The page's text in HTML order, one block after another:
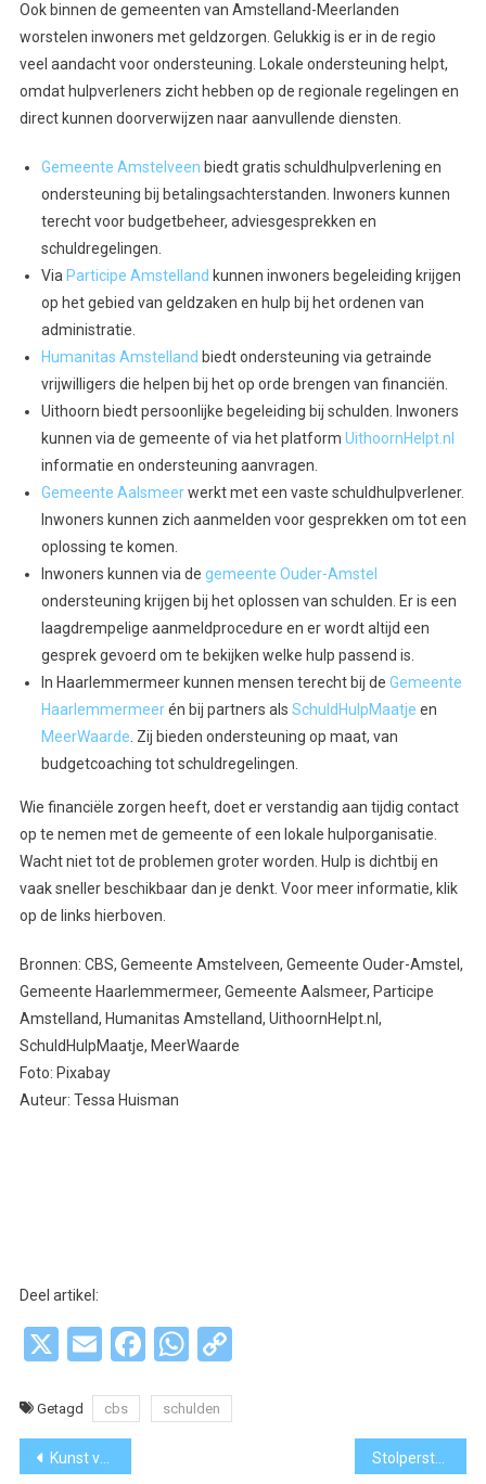
Ook binnen de gemeenten van Amstelland-Meerlanden
worstelen inwoners met geldzorgen. Gelukkig is er in de regio
veel aandacht voor ondersteuning. Lokale ondersteuning helpt,
omdat hulpverleners zicht hebben op de regionale regelingen en
direct kunnen doorverwijzen naar aanvullende diensten.
Gemeente Amstelveen biedt gratis schuldhulpverlening en
ondersteuning bij betalingsachterstanden. Inwoners kunnen
terecht voor budgetbeheer, adviesgesprekken en
schuldregelingen.
Via Participe Amstelland kunnen inwoners begeleiding krijgen
op het gebied van geldzaken en hulp bij het ordenen van
administratie.
Humanitas Amstelland biedt ondersteuning via getrainde
vrijwilligers die helpen bij het op orde brengen van financiën.
Uithoorn biedt persoonlijke begeleiding bij schulden. Inwoners
kunnen via de gemeente of via het platform UithoornHelpt.nl
informatie en ondersteuning aanvragen.
Gemeente Aalsmeerwerkt met een vaste schuldhulpverlener.
Inwoners kunnen zich aanmelden voor gesprekken om tot een
oplossing te komen.
Inwoners kunnen via de gemeente Ouder-Amstel
ondersteuning krijgen bij het oplossen van schulden. Er is een
laagdrempelige aanmeldprocedure en er wordt altijd een
gesprek gevoerd om te bekijken welke hulp passend is.
In Haarlemmermeer kunnen mensen terecht bij de Gemeente
Haarlemmermeerén bij partners als SchuldHulpMaatje en
MeerWaarde. Zij bieden ondersteuning op maat, van
budgetcoaching tot schuldregelingen.
Wie financiële zorgen heeft, doet er verstandig aan tijdig contact
op te nemen met de gemeente of een lokale hulporganisatie.
Wacht niet tot de problemen groter worden. Hulp is dichtbij en
vaak sneller beschikbaar dan je denkt. Voor meer informatie, klik
op de links hierboven.
Bronnen: CBS, Gemeente Amstelveen, Gemeente Ouder-Amstel,
Gemeente Haarlemmermeer, Gemeente Aalsmeer, Participe
Amstelland, Humanitas Amstelland, UithoornHelpt.nl,
SchuldHulpMaatje, MeerWaarde
Foto: Pixabay
Auteur: Tessa Huisman
Deel artikel:
X EmailFacebook
WhatsApp
Getagd cbs schulden
Bericht
Kunst verbindt: Oekraïense bewoners exposeren werk in gemeente Ouder-Amstel Stolpersteine: ‘Herdenken begint bij één steen’